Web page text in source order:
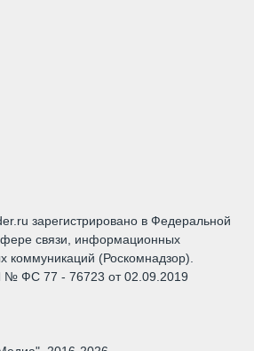
зарегистрировано в Федеральной
связи, информационных
коммуникаций (Роскомнадзор).
№ ФС 77 - 76723 от 02.09.2019